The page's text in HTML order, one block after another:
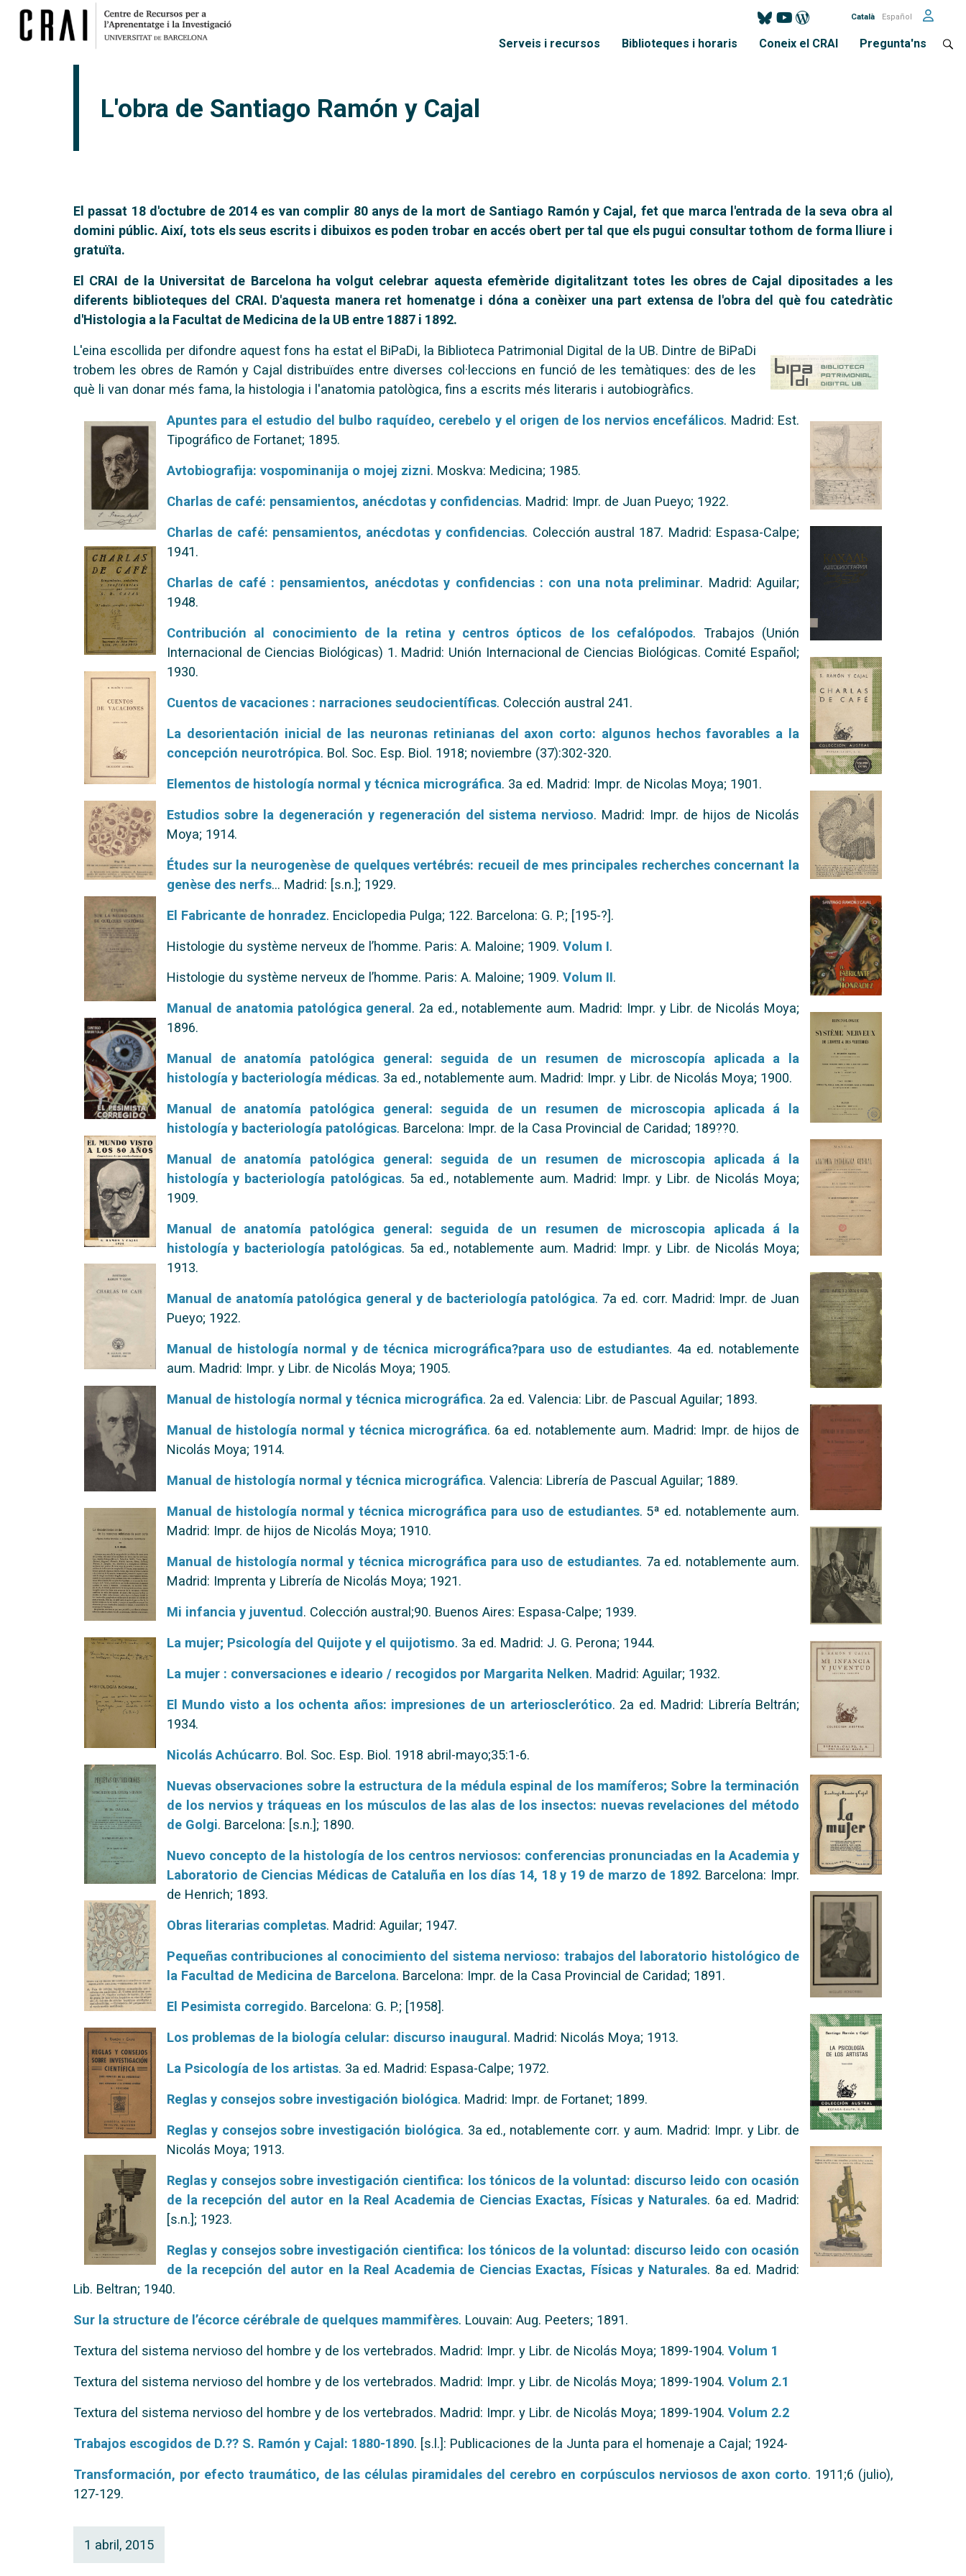
Català Español
Menú principal
Serveis i recursos Biblioteques i horaris Coneix el CRAI Pregunta'ns
L'obra de Santiago Ramón y Cajal
El passat 18 d'octubre de 2014 es van complir 80 anys de la mort de Santiago Ramón y Cajal, fet que marca l'entrada de la seva obra al
domini públic. Així, tots els seus escrits i dibuixos es poden trobar en accés obert per tal que els pugui consultar tothom de forma lliure i
gratuïta.
El CRAI de la Universitat de Barcelona ha volgut celebrar aquesta efemèride digitalitzant totes les obres de Cajal dipositades a les
diferents biblioteques del CRAI. D'aquesta manera ret homenatge i dóna a conèixer una part extensa de l'obra del què fou catedràtic
d'Histologia a la Facultat de Medicina de la UB entre 1887 i 1892.
L'eina escollida per difondre aquest fons ha estat el BiPaDi, la Biblioteca Patrimonial Digital de la UB. Dintre de BiPaDi
trobem les obres de Ramón y Cajal distribuïdes entre diverses col·leccions en funció de les temàtiques: des de les
què li van donar més fama, la histologia i l'anatomia patològica, fins a escrits més literaris i autobiogràfics.
Apuntes para el estudio del bulbo raquídeo, cerebelo y el origen de los nervios encefálicos. Madrid: Est.
Tipográfico de Fortanet; 1895.
Avtobiografija: vospominanija o mojej zizni. Moskva: Medicina; 1985.
Charlas de café: pensamientos, anécdotas y confidencias. Madrid: Impr. de Juan Pueyo; 1922.
Charlas de café: pensamientos, anécdotas y confidencias. Colección austral 187. Madrid: Espasa-Calpe;
1941.
Charlas de café : pensamientos, anécdotas y confidencias : con una nota preliminar. Madrid: Aguilar;
1948.
Contribución al conocimiento de la retina y centros ópticos de los cefalópodos. Trabajos (Unión
Internacional de Ciencias Biológicas) 1. Madrid: Unión Internacional de Ciencias Biológicas. Comité Español;
1930.
Cuentos de vacaciones : narraciones seudocientíficas. Colección austral 241.
La desorientación inicial de las neuronas retinianas del axon corto: algunos hechos favorables a la
concepción neurotrópica. Bol. Soc. Esp. Biol. 1918; noviembre (37):302-320.
Elementos de histología normal y técnica micrográfica. 3a ed. Madrid: Impr. de Nicolas Moya; 1901.
Estudios sobre la degeneración y regeneración del sistema nervioso. Madrid: Impr. de hijos de Nicolás
Moya; 1914.
Études sur la neurogenèse de quelques vertébrés: recueil de mes principales recherches concernant la
genèse des nerfs... Madrid: [s.n.]; 1929.
El Fabricante de honradez. Enciclopedia Pulga; 122. Barcelona: G. P.; [195-?].
Histologie du système nerveux de l’homme. Paris: A. Maloine; 1909. Volum I.
Histologie du système nerveux de l’homme. Paris: A. Maloine; 1909. Volum II.
Manual de anatomia patológica general . 2a ed., notablemente aum. Madrid: Impr. y Libr. de Nicolás Moya;
1896.
Manual de anatomía patológica general: seguida de un resumen de microscopía aplicada a la
histología y bacteriología médicas. 3a ed., notablemente aum. Madrid: Impr. y Libr. de Nicolás Moya; 1900.
Manual de anatomía patológica general: seguida de un resumen de microscopia aplicada á la
histología y bacteriología patológicas. Barcelona: Impr. de la Casa Provincial de Caridad; 189??0.
Manual de anatomía patológica general: seguida de un resumen de microscopia aplicada á la
histología y bacteriología patológicas. 5a ed., notablemente aum. Madrid: Impr. y Libr. de Nicolás Moya;
1909.
Manual de anatomía patológica general: seguida de un resumen de microscopia aplicada á la
histología y bacteriología patológicas. 5a ed., notablemente aum. Madrid: Impr. y Libr. de Nicolás Moya;
1913.
Manual de anatomía patológica general y de bacteriología patológica. 7a ed. corr. Madrid: Impr. de Juan
Pueyo; 1922.
Manual de histología normal y de técnica micrográfica?para uso de estudiantes. 4a ed. notablemente
aum. Madrid: Impr. y Libr. de Nicolás Moya; 1905.
Manual de histología normal y técnica micrográfica. 2a ed. Valencia: Libr. de Pascual Aguilar; 1893.
Manual de histología normal y técnica micrográfica. 6a ed. notablemente aum. Madrid: Impr. de hijos de
Nicolás Moya; 1914.
Manual de histología normal y técnica micrográfica. Valencia: Librería de Pascual Aguilar; 1889.
Manual de histología normal y técnica micrográfica para uso de estudiantes. 5ª ed. notablemente aum.
Madrid: Impr. de hijos de Nicolás Moya; 1910.
Manual de histología normal y técnica micrográfica para uso de estudiantes. 7a ed. notablemente aum.
Madrid: Imprenta y Librería de Nicolás Moya; 1921.
Mi infancia y juventud . Colección austral;90. Buenos Aires: Espasa-Calpe; 1939.
La mujer; Psicología del Quijote y el quijotismo. 3a ed. Madrid: J. G. Perona; 1944.
La mujer : conversaciones e ideario / recogidos por Margarita Nelken. Madrid: Aguilar; 1932.
El Mundo visto a los ochenta años: impresiones de un arteriosclerótico. 2a ed. Madrid: Librería Beltrán;
1934.
Nicolás Achúcarro. Bol. Soc. Esp. Biol. 1918 abril-mayo;35:1-6.
Nuevas observaciones sobre la estructura de la médula espinal de los mamíferos; Sobre la terminación
de los nervios y tráqueas en los músculos de las alas de los insectos: nuevas revelaciones del método
de Golgi. Barcelona: [s.n.]; 1890.
Nuevo concepto de la histología de los centros nerviosos: conferencias pronunciadas en la Academia y
Laboratorio de Ciencias Médicas de Cataluña en los días 14, 18 y 19 de marzo de 1892. Barcelona: Impr.
de Henrich; 1893.
Obras literarias completas. Madrid: Aguilar; 1947.
Pequeñas contribuciones al conocimiento del sistema nervioso: trabajos del laboratorio histológico de
la Facultad de Medicina de Barcelona. Barcelona: Impr. de la Casa Provincial de Caridad; 1891.
El Pesimista corregido. Barcelona: G. P.; [1958].
Los problemas de la biología celular: discurso inaugural . Madrid: Nicolás Moya; 1913.
La Psicología de los artistas. 3a ed. Madrid: Espasa-Calpe; 1972.
Reglas y consejos sobre investigación biológica. Madrid: Impr. de Fortanet; 1899.
Reglas y consejos sobre investigación biológica. 3a ed., notablemente corr. y aum. Madrid: Impr. y Libr. de
Nicolás Moya; 1913.
Reglas y consejos sobre investigación cientifica: los tónicos de la voluntad: discurso leido con ocasión
de la recepción del autor en la Real Academia de Ciencias Exactas, Físicas y Naturales. 6a ed. Madrid:
[s.n.]; 1923.
Reglas y consejos sobre investigación cientifica: los tónicos de la voluntad: discurso leido con ocasión
de la recepción del autor en la Real Academia de Ciencias Exactas, Físicas y Naturales. 8a ed. Madrid:
Lib. Beltran; 1940.
Sur la structure de l’écorce cérébrale de quelques mammifères. Louvain: Aug. Peeters; 1891.
Textura del sistema nervioso del hombre y de los vertebrados. Madrid: Impr. y Libr. de Nicolás Moya; 1899-1904. Volum 1
Textura del sistema nervioso del hombre y de los vertebrados. Madrid: Impr. y Libr. de Nicolás Moya; 1899-1904. Volum 2.1
Textura del sistema nervioso del hombre y de los vertebrados. Madrid: Impr. y Libr. de Nicolás Moya; 1899-1904. Volum 2.2
Trabajos escogidos de D.?? S. Ramón y Cajal: 1880-1890. [s.l.]: Publicaciones de la Junta para el homenaje a Cajal; 1924-
Transformación, por efecto traumático, de las células piramidales del cerebro en corpúsculos nerviosos de axon corto. 1911;6 (julio),
127-129.
1 abril, 2015